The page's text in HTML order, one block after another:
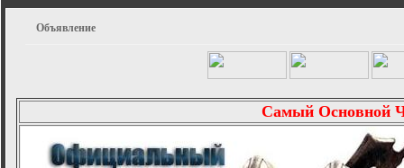
Объявление
Самый Основной